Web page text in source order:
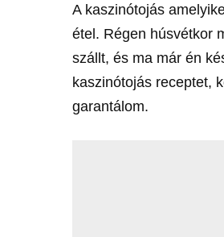
A kaszinótojás
étel. Régen húsvétkor
szállt, és ma már én
kaszinótojás receptet,
garantálom.